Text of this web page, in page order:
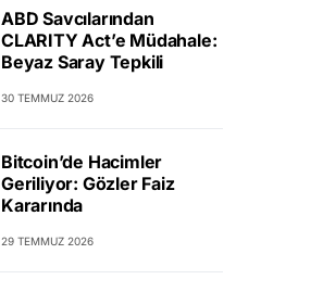
ABD Savcılarından
CLARITY Act’e Müdahale:
Beyaz Saray Tepkili
30 TEMMUZ 2026
Bitcoin’de Hacimler
Geriliyor: Gözler Faiz
Kararında
29 TEMMUZ 2026